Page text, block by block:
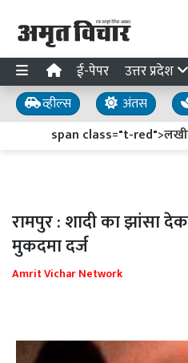
ई-पेपर उत्तर प्रदेश
व्हील्स अंतस
span class="t-
रामपुर : शादी का झांसा
मुकदमा दर्ज
Amrit Vichar Network